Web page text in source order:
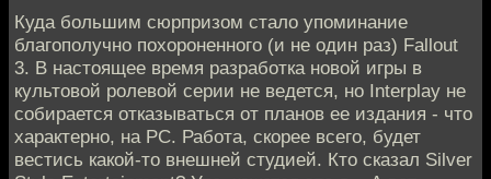
Куда большим сюрпризом стало упоминание
благополучно похороненного (и не один раз) Fallout
3. В настоящее время разработка новой игры в
культовой ролевой серии не ведется, но Interplay не
собирается отказываться от планов ее издания - что
характерно, на РС. Работа, скорее всего, будет
вестись какой-то внешней студией. Кто сказал Silver